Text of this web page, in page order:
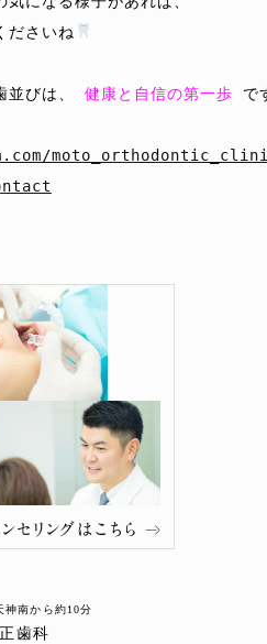
ださいね
並びは、 健康と自信の第一歩 で
南から約10分
歯科